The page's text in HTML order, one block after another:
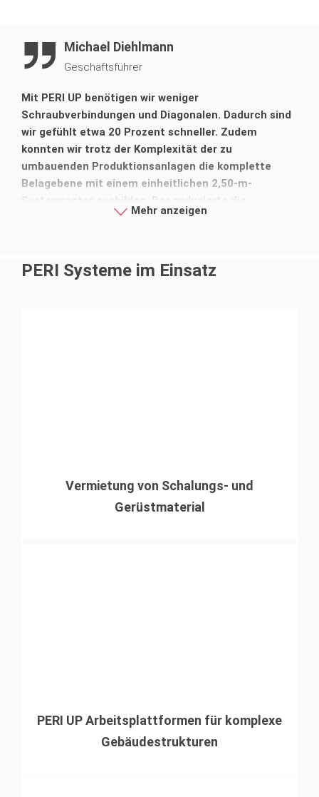
durch optimal aufeinander abgestimmte Arbeitsschritte.
Michael Diehlmann
Geschäftsführer
Mit PERI UP benötigen wir weniger
Schraubverbindungen und Diagonalen. Dadurch sind
wir gefühlt etwa 20 Prozent schneller. Zudem
konnten wir trotz der Komplexität der zu
umbauenden Produktionsanlagen die komplette
Belagebene mit einem einheitlichen 2,50-m-
Materialvorhaltung auf extrem wenig
Mehr anzeigen
PERI Systeme im Einsatz
Vermietung von Schalungs- und
Gerüstmaterial
PERI UP Arbeitsplattformen für komplexe
Gebäudestrukturen